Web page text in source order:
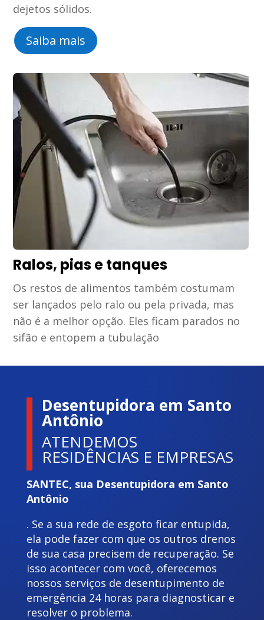
dejetos sólidos.
Saiba mais
Ralos, pias e tanques
Os restos de alimentos também costumam
ser lançados pelo ralo ou pela privada, mas
não é a melhor opção. Eles ficam parados no
sifão e entopem a tubulação
Desentupidora em Santo
Antônio
ATENDEMOS
RESIDÊNCIAS E EMPRESAS
SANTEC, sua Desentupidora em Santo
Antônio
. Se a sua rede de esgoto ficar entupida,
ela pode fazer com que os outros drenos
de sua casa precisem de recuperação. Se
isso acontecer com você, oferecemos
nossos serviços de desentupimento de
emergência 24 horas para diagnosticar e
resolver o problema.